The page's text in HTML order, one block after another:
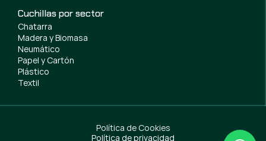
Cuchillas por sector
Chatarra
Madera y Biomasa
Neumático
Papel y Cartón
Plástico
Textil
Política de Cookies
Política de privacidad